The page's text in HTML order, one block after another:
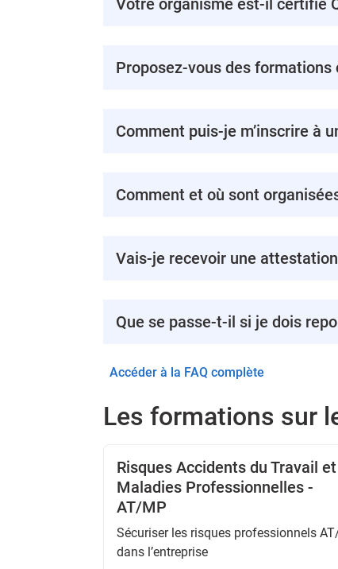
Votre organisme est-il certifié
Proposez-vous des formations
Comment puis-je m’inscrire à
Comment et où sont
Vais-je recevoir une
Que se passe-t-il si je dois
Accéder à la FAQ complète
Les formations sur
Risques Accidents du Travail et
Maladies Professionnelles -
AT/MP
Sécuriser les risques professionnels
dans l’entreprise